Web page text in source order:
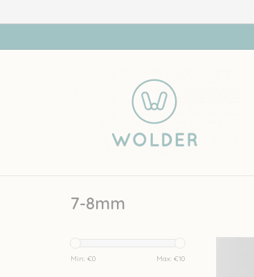
7-8mm
Min: €0 Max: €10